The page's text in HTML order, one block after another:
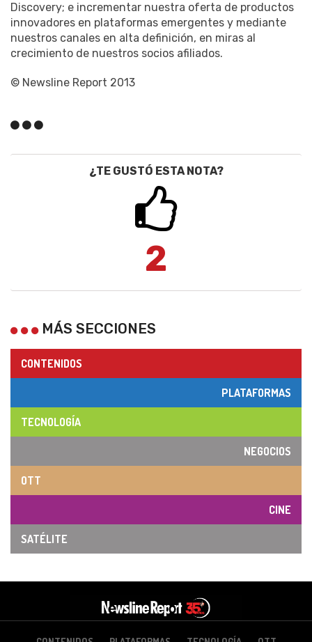
Discovery; e incrementar nuestra oferta de productos
innovadores en plataformas emergentes y mediante
nuestros canales en alta definición, en miras al
crecimiento de nuestros socios afiliados.
© Newsline Report 2013
¿TE GUSTÓ ESTA NOTA?
2
MÁS SECCIONES
CONTENIDOS
PLATAFORMAS
TECNOLOGÍA
NEGOCIOS
OTT
CINE
SATÉLITE